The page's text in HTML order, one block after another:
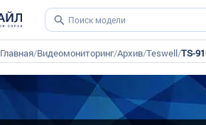
Главная/Видеомониторинг/Архив/Teswell/TS-